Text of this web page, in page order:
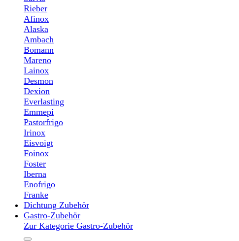
Rieber
Afinox
Alaska
Ambach
Bomann
Mareno
Lainox
Desmon
Dexion
Everlasting
Emmepi
Pastorfrigo
Irinox
Eisvoigt
Foinox
Foster
Iberna
Enofrigo
Franke
Dichtung Zubehör
Gastro-Zubehör
Zur Kategorie Gastro-Zubehör